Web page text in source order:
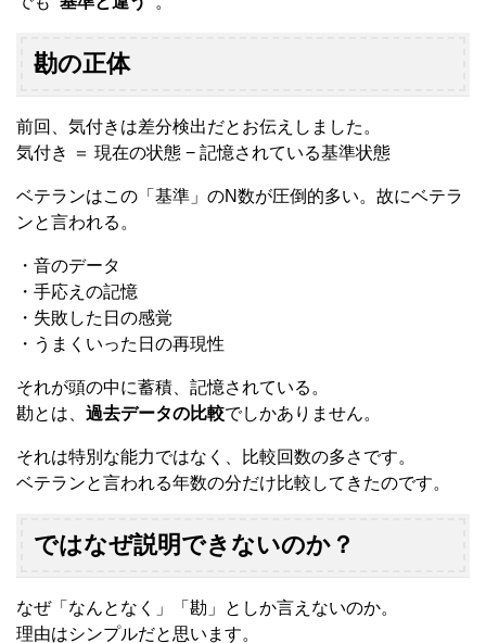
勘の正体
前回、気付きは差分検出だとお伝えしました。
気付き ＝ 現在の状態 − 記憶されている基準状態
ベテランはこの「基準」のN数が圧倒的多い。故にベテラ
ンと言われる。
・音のデータ
・手応えの記憶
・失敗した日の感覚
・うまくいった日の再現性
それが頭の中に蓄積、記憶されている。
勘とは、 過去データの比較でしかありません。
それは特別な能力ではなく、比較回数の多さです。
ベテランと言われる年数の分だけ比較してきたのです。
ではなぜ説明できないのか？
なぜ「なんとなく」「勘」としか言えないのか。
理由はシンプルだと思います。